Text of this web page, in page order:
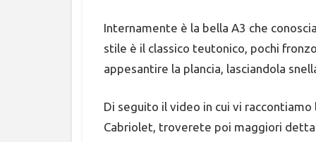
Internamente è la bella A3 che
stile è il classico teutonico, pochi
appesantire la plancia, lasciandola
Di seguito il video in cui vi
Cabriolet, troverete poi maggiori